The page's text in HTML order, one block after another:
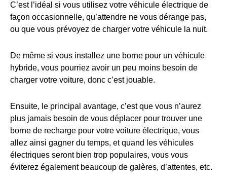
C’est l’idéal si vous utilisez votre véhicule électrique de
façon occasionnelle, qu’attendre ne vous dérange pas,
ou que vous prévoyez de charger votre véhicule la nuit.
De même si vous installez une borne pour un véhicule
hybride, vous pourriez avoir un peu moins besoin de
charger votre voiture, donc c’est jouable.
Ensuite, le principal avantage, c’est que vous n’aurez
plus jamais besoin de vous déplacer pour trouver une
borne de recharge pour votre voiture électrique, vous
allez ainsi gagner du temps, et quand les véhicules
électriques seront bien trop populaires, vous vous
éviterez également beaucoup de galères, d’attentes, etc.